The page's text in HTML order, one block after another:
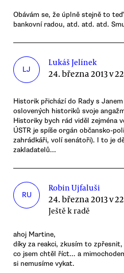
Obávám se, že úplně stejně to
bankovní radou, atd. atd. atd.
LJ
Lukáš Jelínek
24. března 2013 v
Historik přichází do Rady s
oslovených historiků svoje
Historiky bych rád viděl zejména
ÚSTR je spíše orgán občansko-
zahrádkáři, volí senátoři). I to je
zakladatelů...
RU
Robin Ujfaluši
24. března 2013 v
Ještě k radě
ahoj Martine,
díky za reakci, zkusím to
co jsem chtěl říct... a
si nemusíme vykat.